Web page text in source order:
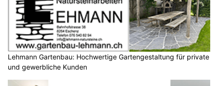
Lehmann Gartenbau: Hochwertige Gartengestaltung für private
und gewerbliche Kunden